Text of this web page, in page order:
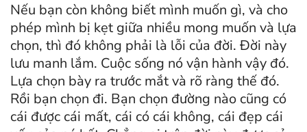
Nếu bạn còn không biết mình muốn gì, và cho
phép mình bị kẹt giữa nhiều mong muốn và lựa
chọn, thì đó không phải là lỗi của đời. Đời này
lưu manh lắm. Cuộc sống nó vận hành vậy đó.
Lựa chọn bày ra trước mắt và rõ ràng thế đó.
Rồi bạn chọn đi. Bạn chọn đường nào cũng có
cái được cái mất, cái có cái không, cái đẹp cái